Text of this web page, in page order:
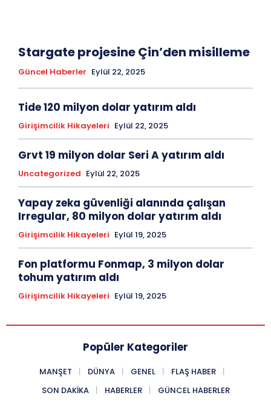
Stargate projesine Çin’den misilleme
Güncel Haberler Eylül 22, 2025
Tide 120 milyon dolar yatırım aldı
Girişimcilik Hikayeleri Eylül 22, 2025
Grvt 19 milyon dolar Seri A yatırım aldı
Uncategorized Eylül 22, 2025
Yapay zeka güvenliği alanında çalışan
Irregular, 80 milyon dolar yatırım aldı
Girişimcilik Hikayeleri Eylül 19, 2025
Fon platformu Fonmap, 3 milyon dolar
tohum yatırım aldı
Girişimcilik Hikayeleri Eylül 19, 2025
Popüler Kategoriler
MANŞET DÜNYA GENEL
FLAŞ HABER
SON DAKIKA
HABERLER GÜNCEL HABERLER